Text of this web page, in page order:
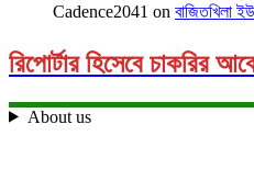
Cadence2041 on বাজিতখিলা
রিপোর্টার হিসেবে চাকরির
About us